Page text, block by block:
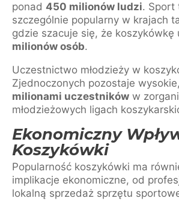
ponad 450 milionów ludzi. Sport
szczególnie popularny w krajach
gdzie szacuje się, że koszykówkę
milionów osób.
Uczestnictwo młodzieży w
Zjednoczonych pozostaje
milionami uczestników w
młodzieżowych ligach
Ekonomiczny
Koszykówki
Popularność koszykówki ma
implikacje ekonomiczne, od
lokalną sprzedaż sprzętu